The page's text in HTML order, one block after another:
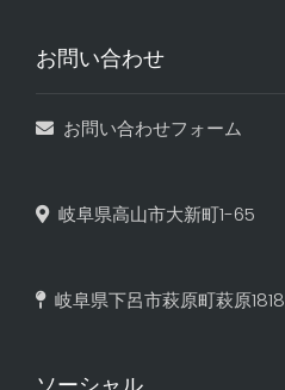
お問い合わせ
お問い合わせフォーム
岐阜県高山市大新町1-65
岐阜県下呂市萩原町萩原1818